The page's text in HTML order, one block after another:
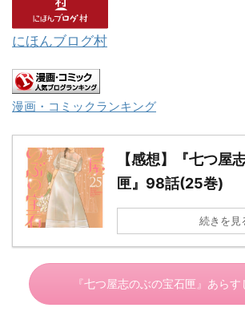
にほんブログ村
漫画・コミックランキング
【感想】『七つ屋
匣』98話(25巻)
続きを見
『七つ屋志のぶの宝石匣』あらす